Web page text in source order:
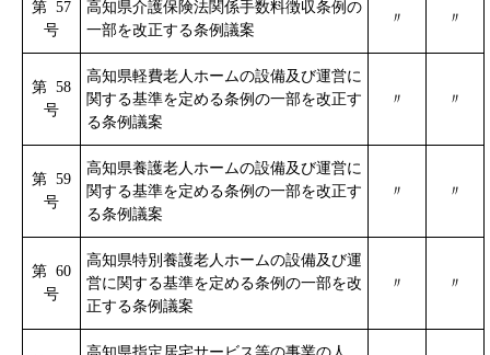
第 57
号
高知県介護保険法関係手数料徴収条例の
一部を改正する条例議案
〃 〃
第 58
号
高知県軽費老人ホームの設備及び運営に
関する基準を定める条例の一部を改正す
る条例議案
〃 〃
第 59
号
高知県養護老人ホームの設備及び運営に
関する基準を定める条例の一部を改正す
る条例議案
〃 〃
第 60
号
高知県特別養護老人ホームの設備及び運
営に関する基準を定める条例の一部を改
正する条例議案
〃 〃